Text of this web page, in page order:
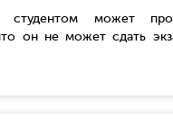
может
он не может сдать